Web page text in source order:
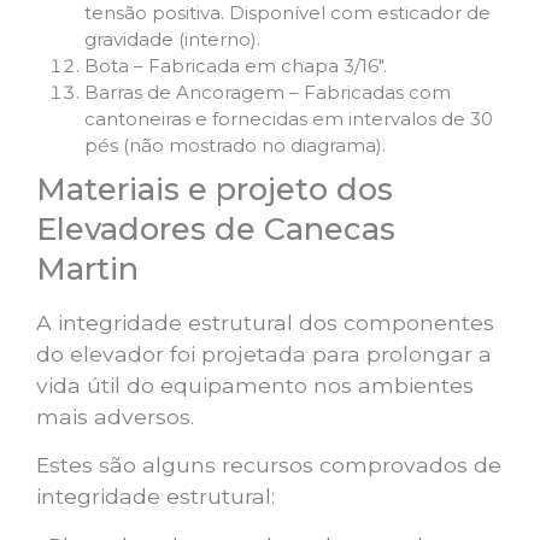
tensão positiva. Disponível com esticador de
gravidade (interno).
Bota – Fabricada em chapa 3/16″.
Barras de Ancoragem – Fabricadas com
cantoneiras e fornecidas em intervalos de 30
pés (não mostrado no diagrama).
Materiais e projeto dos
Elevadores de Canecas
Martin
A integridade estrutural dos componentes
do elevador foi projetada para prolongar a
vida útil do equipamento nos ambientes
mais adversos.
Estes são alguns recursos comprovados de
integridade estrutural: